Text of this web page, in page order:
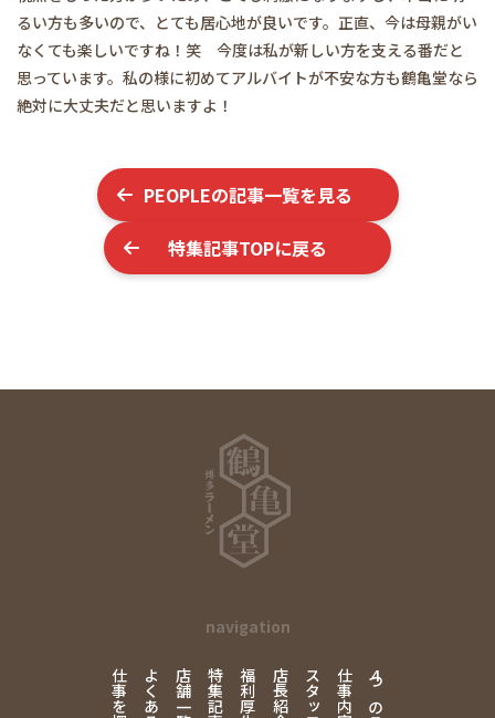
るい方も多いので、とても居心地が良いです。正直、今は母親がい
なくても楽しいですね！笑 今度は私が新しい方を支える番だと
思っています。私の様に初めてアルバイトが不安な方も鶴亀堂なら
絶対に大丈夫だと思いますよ！
PEOPLEの記事一覧を見る
特集記事TOPに戻る
navigation
4
仕事内容
店長紹介
福利厚生
特集記事
店舗一覧